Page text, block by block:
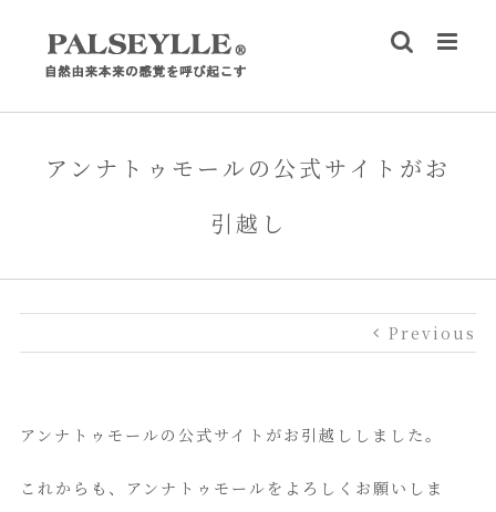
content
アンナトゥモールの公式サイトがお
引越し
Previous
アンナトゥモールの公式サイトがお引越ししました。
これからも、アンナトゥモールをよろしくお願いしま